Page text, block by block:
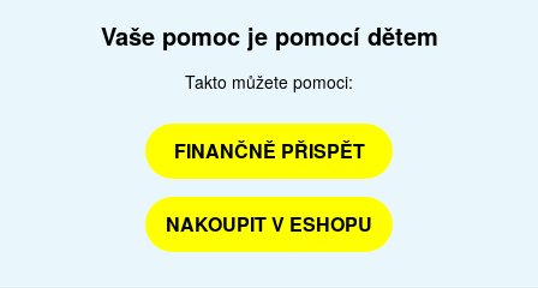
Vaše pomoc je pomocí dětem
Takto můžete pomoci:
FINANČNĚ PŘISPĚT
NAKOUPIT V ESHOPU